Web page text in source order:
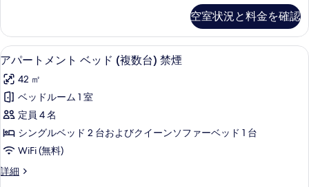
1
台
禁
煙
の
す
べ
て
の
ド
台
禁
煙
の
詳
細
た
は
ツ
イ
ン
ル
ー
ム
禁
ス
ダ
ブ
ま
た
ツ
イ
ン
ル
ー
空室状況と料金を確認
ア
パ
ー
ト
メ
ン
ト
ベ
アパートメント ベッド (複数台) 禁
7
アパートメント ベッド (複数台) 禁煙
42 ㎡
ベッドルーム 1 室
定員 4 名
シングルベッド 2 台およびクイーンソファーベッド 1 台
WiFi (無料)
詳細
ア